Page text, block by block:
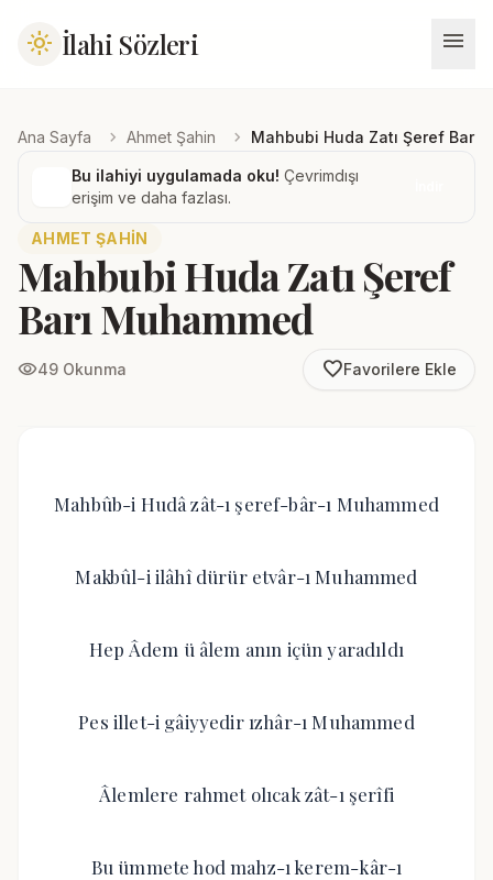
light_mode İlahi Sözleri menu
Ana Sayfa chevron_right Ahmet Şahin chevron_right Mahbubi Huda Zatı Şeref Barı
Bu ilahiyi uygulamada oku! Çevrimdışı
erişim ve daha fazlası.
AHMET ŞAHIN
Mahbubi Huda Zatı Şeref
Barı Muhammed
visibility49 Okunma favorite_borderFavorilere Ekle
Mahbûb-i Hudâ zât-ı şeref-bâr-ı Muhammed
Makbûl-i ilâhî dürür etvâr-ı Muhammed
Hep Âdem ü âlem anın içün yaradıldı
Pes illet-i gâiyyedir ızhâr-ı Muhammed
Âlemlere rahmet olıcak zât-ı şerîfi
Bu ümmete hod mahz-ı kerem-kâr-ı